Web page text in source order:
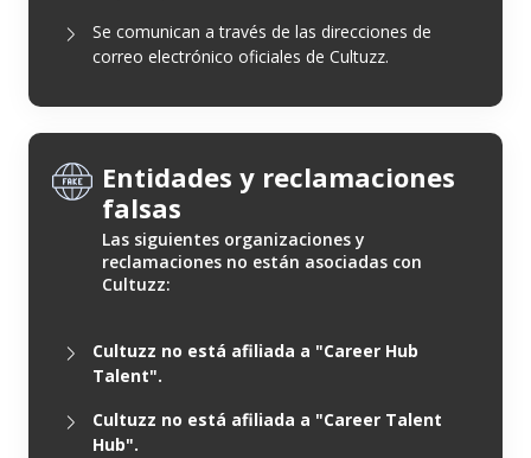
Se comunican a través de las direcciones de
correo electrónico oficiales de Cultuzz.
Entidades y reclamaciones
falsas
Las siguientes organizaciones y
reclamaciones no están asociadas con
Cultuzz:
Cultuzz no está afiliada a "Career Hub
Talent".
Cultuzz no está afiliada a "Career Talent
Hub".